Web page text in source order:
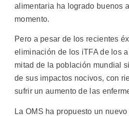
alimentaria ha logrado buenos
momento.
Pero a pesar de los recientes
eliminación de los iTFA de los
mitad de la población mundial
de sus impactos nocivos, con
sufrir un aumento de las
La OMS ha propuesto un